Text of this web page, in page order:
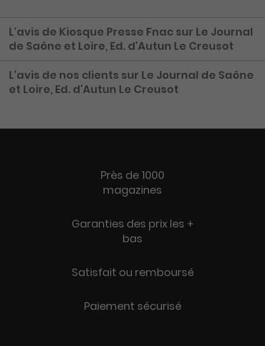
L'avis de Kiosque Presse Fnac sur Le Journal
de Saône et Loire, Ed. d'Autun Le Creusot
L'avis de nos clients sur Le Journal de Saône
et Loire, Ed. d'Autun Le Creusot
Près de 1000
magazines
Garanties des prix les +
bas
Satisfait ou remboursé
Paiement sécurisé